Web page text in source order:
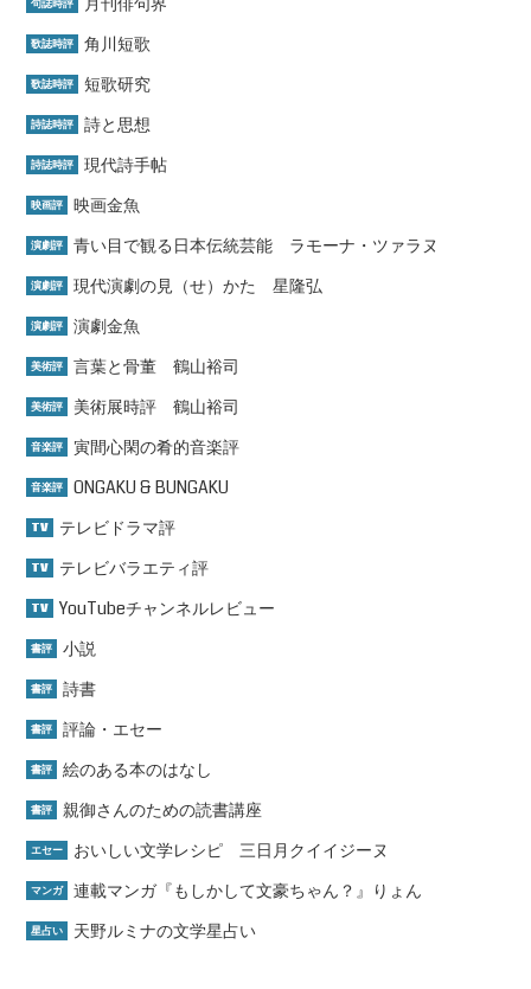
句誌時評
歌誌時評 角川短歌
歌誌時評 短歌研究
詩誌時評 詩と思想
詩誌時評 現代詩手帖
映画評 映画金魚
演劇評 青い目で観る日本伝統芸能 ラモーナ・ツァラヌ
演劇評 現代演劇の見（せ）かた 星隆弘
演劇評 演劇金魚
美術評 言葉と骨董 鶴山裕司
美術評 美術展時評 鶴山裕司
音楽評 寅間心閑の肴的音楽評
音楽評 ONGAKU & BUNGAKU
TV テレビドラマ評
TV テレビバラエティ評
TV YouTubeチャンネルレビュー
書評 小説
書評 詩書
書評 評論・エセー
書評 絵のある本のはなし
書評 親御さんのための読書講座
エセー おいしい文学レシピ 三日月クイイジーヌ
マンガ 連載マンガ『もしかして文豪ちゃん？』りょん
星占い 天野ルミナの文学星占い